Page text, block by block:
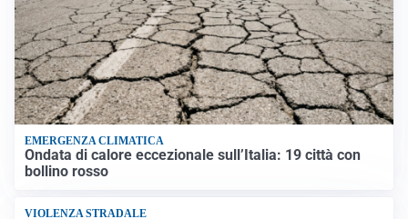
EMERGENZA CLIMATICA
Ondata di calore eccezionale sull’Italia: 19 città con
bollino rosso
VIOLENZA STRADALE